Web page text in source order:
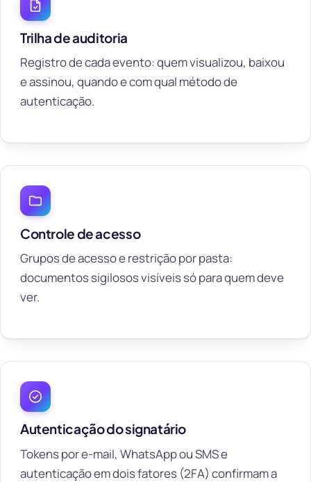
Trilha de auditoria
Registro de cada evento: quem visualizou, baixou
e assinou, quando e com qual método de
autenticação.
Controle de acesso
Grupos de acesso e restrição por pasta:
documentos sigilosos visíveis só para quem deve
ver.
Autenticação do signatário
Tokens por e-mail, WhatsApp ou SMS e
autenticação em dois fatores (2FA) confirmam a